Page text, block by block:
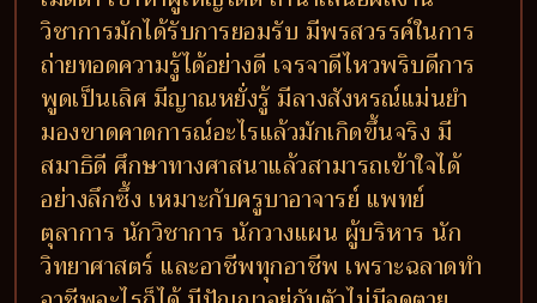
วิชาการมักได้รับการยอมรับ มีพรสวรรค์ในการ
ถ่ายทอดความรู้ได้อย่างดี เจรจาดีไหวพริบดีการ
พูดเป็นเลิศ มีญาณหยั่งรู้ มีลางสังหรณ์แม่นยำ
มองขาดคาดการณ์อะไรแล้วมักเกิดขึ้นจริง มี
สมาธิดี ศึกษาทางศาสนาแล้วสามารถเข้าใจได้
อย่างลึกซึ้ง เหมาะกับครูบาอาจารย์ แพทย์
ตุลาการ นักวิชาการ นักวางแผน ผู้บริหาร นัก
วิทยาศาสตร์ และอาชีพทุกอาชีพ เพราะฉลาดทำ